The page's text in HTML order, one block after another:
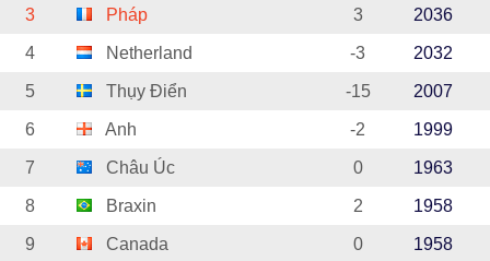
3 Pháp 3 2036
4 Netherland -3 2032
5 Thụy Điển -15 2007
6 Anh -2 1999
7 Châu Úc 0 1963
8 Braxin 2 1958
9 Canada 0 1958